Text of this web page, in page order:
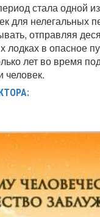
стала одной
для нелегальных
отправляя
лодках в опасное
лет во время
человек.